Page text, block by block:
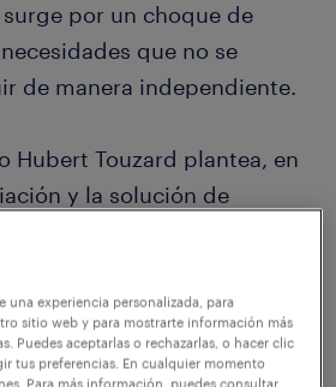
por un choque de
que no se
de manera independiente.
Hubert Touzard plantea, en
y la solución de
negociación para
tal:
intereses comunes o
una experiencia personalizada, para
sitio web y para mostrarte información más
Puedes aceptarlas o rechazarlas, o hacer clic
tus preferencias. En cualquier momento
Para más información, puedes consultar